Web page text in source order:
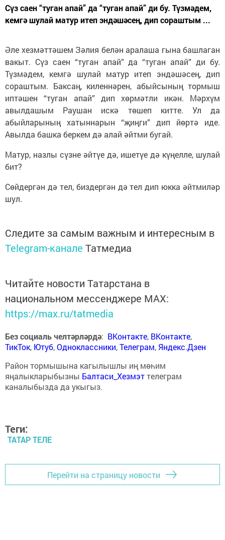
Сүз саен “туган апай” да “туган апай” ди бу. Түзмәдем,
кемгә шулай матур итеп эндәшәсең, дип сораштым ...
Әле хезмәттәшем Зәлия белән аралаша гына башлаган
вакыт. Сүз саен “туган апай” да “туган апай” ди бу.
Түзмәдем, кемгә шулай матур итеп эндәшәсең, дип
сораштым. Баксаң, киленнәрен, абыйсының тормыш
иптәшен “туган апай” дип хөрмәтли икән. Мәрхүм
авылдашым Раушан искә төшеп китте. Ул да
абыйларының хатыннарын “җиңги” дип йөртә иде.
Авылда башка беркем дә алай әйтми бугай.
Матур, назлы сүзне әйтүе дә, ишетүе дә күңелле, шулай
бит?
Сөйдергән дә тел, биздергән дә тел дип юкка әйтмиләр
шул.
Следите за самым важным и интересным в
Telegram-канале Татмедиа
Читайте новости Татарстана в
национальном мессенджере MАХ:
https://max.ru/tatmedia
Без социаль челтәрләрдә: ВКонтакте, ВКонтакте,
ТикТок, Ютуб,Одноклассники,Телеграм, Яндекс.Дзен
Район тормышына кагылышлы иң мөһим
яңалыкларыбызны Балтаси_Хезмэттелеграм
каналыбызда да укыгыз.
Теги:
ТАТАР ТЕЛЕ
Перейти на страницу новости